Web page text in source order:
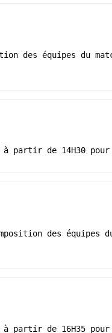
des équipes du
partir de 14H30
des équipes
partir de 16H35